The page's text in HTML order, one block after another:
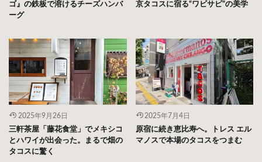
ゴ』の鉄板で溶けるチーズハンバ
ーグ
京タコスに宿る“ワビサビ”の美学
2025年9月26日
三軒茶屋「藤花食堂」でメキシコ
とハワイが出会った。まるで畑の
タコスに驚く
2025年7月4日
原宿に続き恵比寿へ。トレス エル
マノスで本場のタコスをつまむ